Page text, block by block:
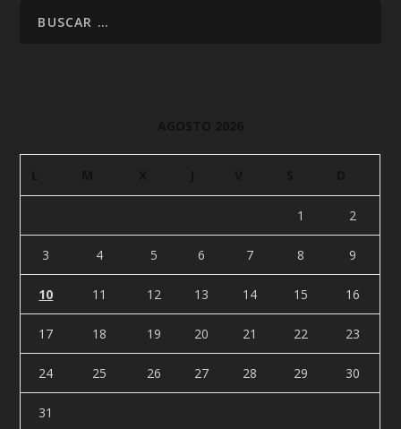
1 2
3 4 5 6 7 8 9
10 11 12 13 14 15 16
17 18 19 20 21 22 23
24 25 26 27 28 29 30
31